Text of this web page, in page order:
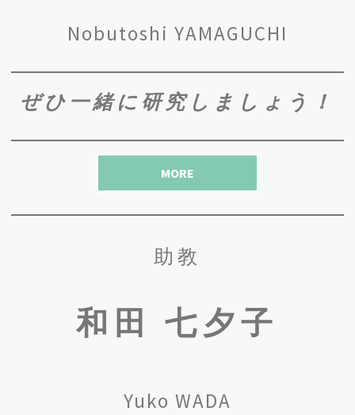
生物学のHPが公開されました。
和田七夕子助教が「炭素循環で未来を創る！ オー
プンイノベーションのための異分野交流2024
」に
参加し「炭素循環を実現する高収量ナタネ品種の
2024.4/25
R5年度学位授与式が行われ、
伊藤研でお祝い会を
開きました。
詳しくはこちらからご覧ください。
Nobutoshi YAMAGUCHI
ぜひ一緒に研究しましょう！
MORE
助教
和田 七夕子
Yuko WADA